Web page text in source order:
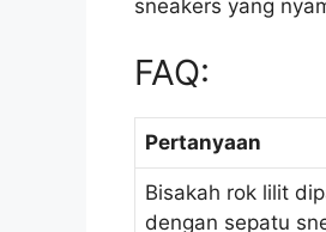
sneakers yang
FAQ:
Pertanyaan
Bisakah rok lilit
dengan sepatu